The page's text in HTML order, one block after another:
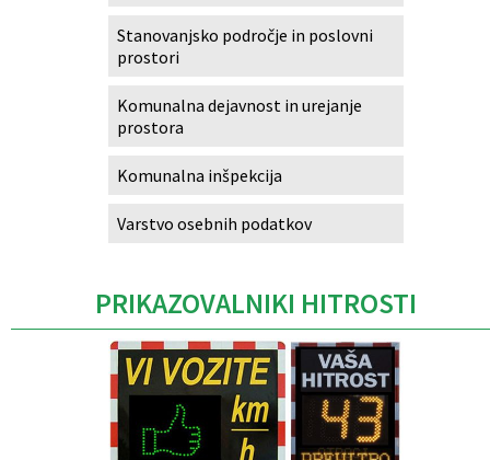
Stanovanjsko področje in poslovni
prostori
Komunalna dejavnost in urejanje
prostora
Komunalna inšpekcija
Varstvo osebnih podatkov
PRIKAZOVALNIKI HITROSTI